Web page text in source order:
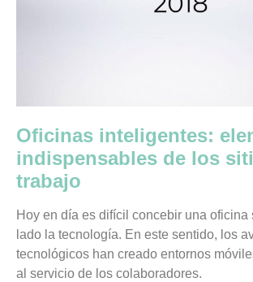
Oficinas inteligentes:
indispensables de los
trabajo
Hoy en día es difícil concebir una oficina
lado la tecnología. En este sentido, los
tecnológicos han creado entornos
al servicio de los colaboradores.